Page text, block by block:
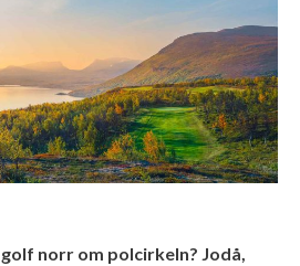
norr om polcirkeln? Jodå,